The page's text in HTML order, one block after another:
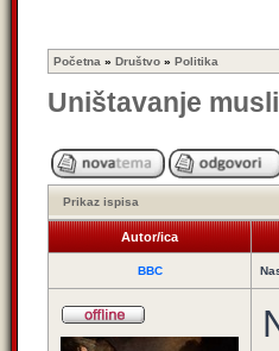
Početna » Društvo » Politika
Uništavanje
Prikaz ispisa
Autor/ica
BBC